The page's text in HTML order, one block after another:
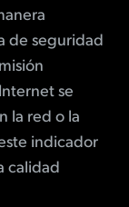
de seguridad
se
la red o la
indicador
calidad